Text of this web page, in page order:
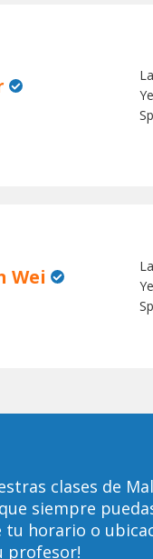
Wei
clases de
siempre
horario o
profesor!